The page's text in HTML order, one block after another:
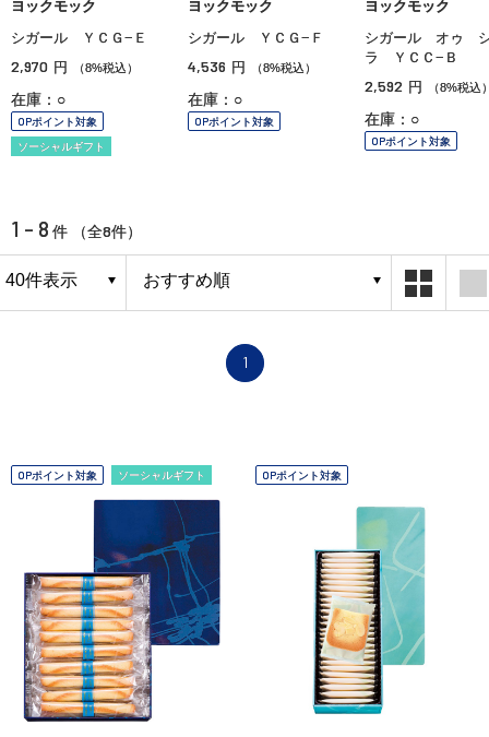
ヨックモック
シガール ＹＣＧ−Ｅ
2,970 円 （8%税込）
在庫：○
OPポイント対象
ソーシャルギフト
ヨックモック
シガール ＹＣＧ−Ｆ
4,536 円 （8%税込）
在庫：○
OPポイント対象
ヨックモック
シガール オゥ
ラ ＹＣＣ−Ｂ
2,592 円 （8%税込
在庫：○
OPポイント対象
1 - 8 件 （全8件）
1
OPポイント対象 ソーシャルギフト OPポイント対象